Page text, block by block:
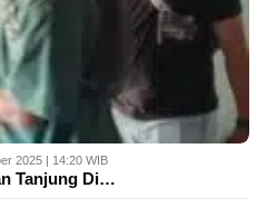
2025 | 14:20 WIB
Tanjung Di…